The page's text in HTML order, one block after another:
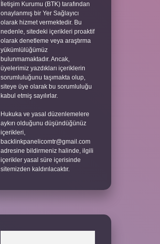
İletişim Kurumu (BTK) tarafından
onaylanmış bir Yer Sağlayıcı
olarak hizmet vermektedir. Bu
nedenle, sitedeki içerikleri proaktif
olarak denetleme veya araştırma
yükümlülüğümüz
bulunmamaktadır. Ancak,
üyelerimiz yazdıkları içeriklerin
sorumluluğunu taşımakta olup,
siteye üye olarak bu sorumluluğu
kabul etmiş sayılırlar.
Hukuka ve yasal düzenlemelere
aykırı olduğunu düşündüğünüz
içerikleri,
backlinkpanelicomtr@gmail.com
adresine bildirmeniz halinde, ilgili
içerikler yasal süre içerisinde
sitemizden kaldırılacaktır.